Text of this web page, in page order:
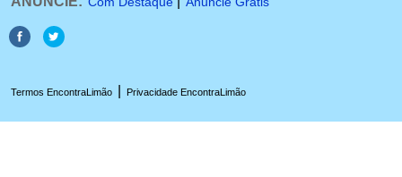
Termos EncontraLimão Privacidade EncontraLimão